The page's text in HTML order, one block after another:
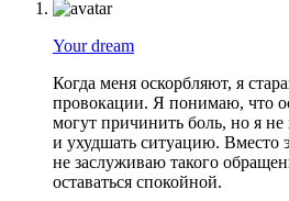
Your dream
Когда меня оскорбляют, я
провокации. Я понимаю, что
могут причинить боль, но я не
и ухудшать ситуацию. Вместо
не заслуживаю такого
оставаться спокойной.